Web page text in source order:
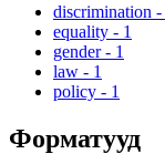
discrimination -
equality - 1
gender - 1
law - 1
policy - 1
Форматууд